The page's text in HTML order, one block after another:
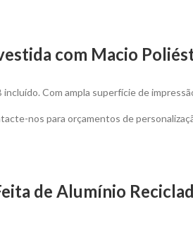
com Macio
Com ampla superfície de
nos para orçamentos de
de Alumínio